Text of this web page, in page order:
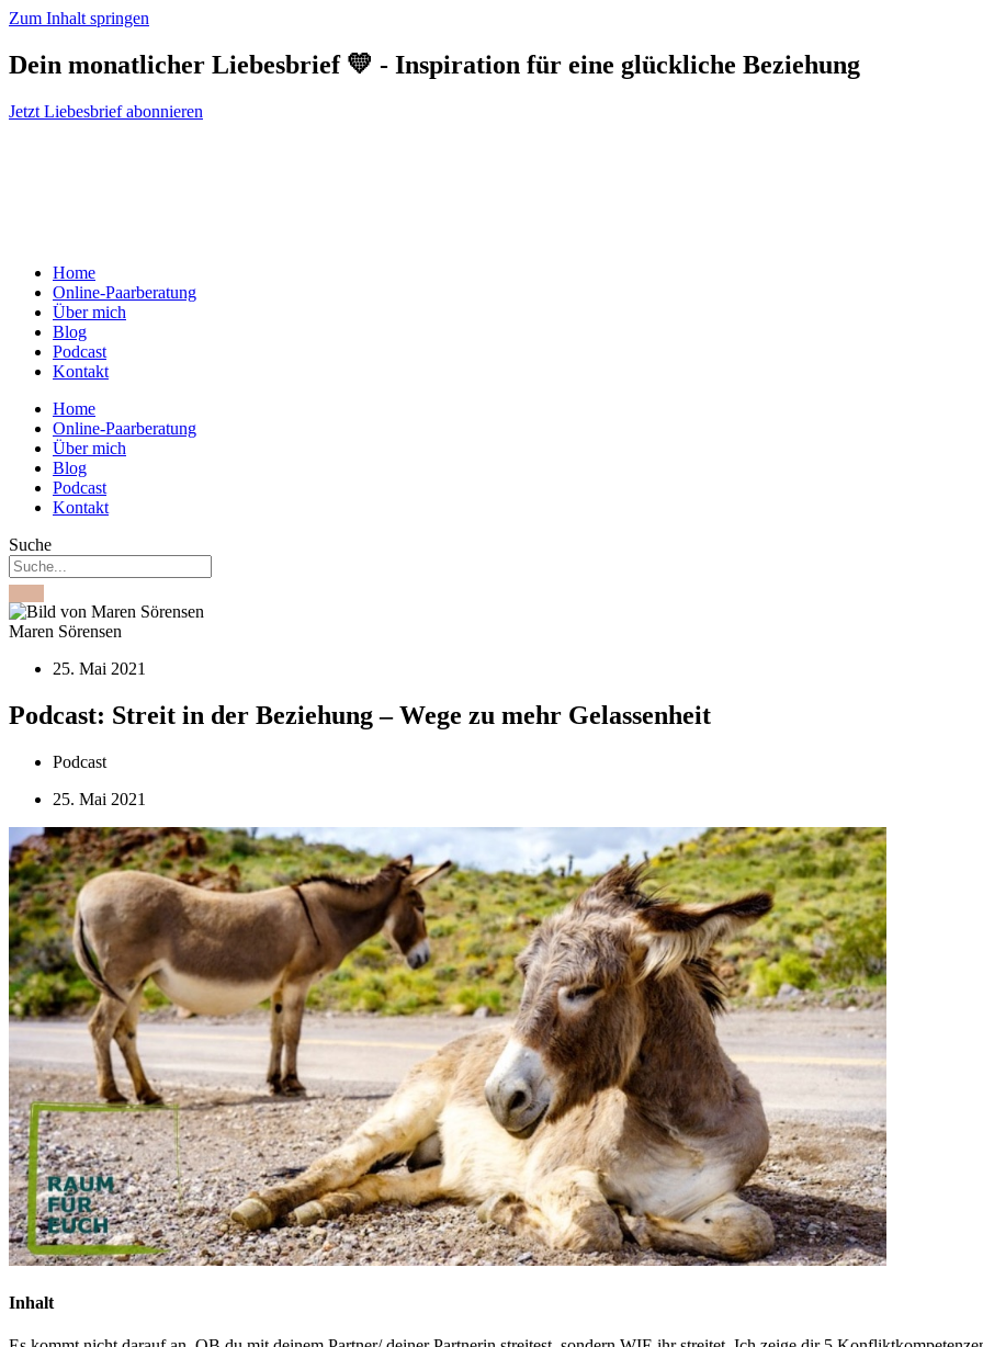
Zum Inhalt springen
Dein monatlicher Liebesbrief 💛 - Inspiration für eine glückliche Beziehung
Jetzt Liebesbrief abonnieren
Home
Online-Paarberatung
Über mich
Blog
Podcast
Kontakt
Home
Online-Paarberatung
Über mich
Blog
Podcast
Kontakt
Suche
Maren Sörensen
25. Mai 2021
Podcast: Streit in der Beziehung – Wege zu mehr Gelassenheit
Podcast
25. Mai 2021
Inhalt